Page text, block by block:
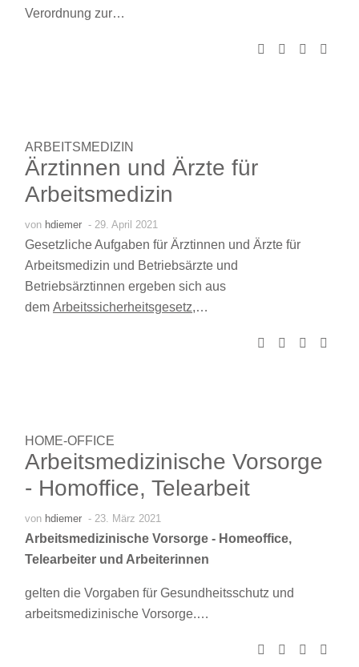
Verordnung zur…
ARBEITSMEDIZIN
Ärztinnen und Ärzte für
Arbeitsmedizin
von hdiemer - 29. April 2021
Gesetzliche Aufgaben für Ärztinnen und Ärzte für
Arbeitsmedizin und Betriebsärzte und
Betriebsärztinnen ergeben sich aus
dem Arbeitssicherheitsgesetz,…
HOME-OFFICE
Arbeitsmedizinische Vorsorge
- Homoffice, Telearbeit
von hdiemer - 23. März 2021
Arbeitsmedizinische Vorsorge - Homeoffice,
Telearbeiter und Arbeiterinnen
gelten die Vorgaben für Gesundheitsschutz und
arbeitsmedizinische Vorsorge.…